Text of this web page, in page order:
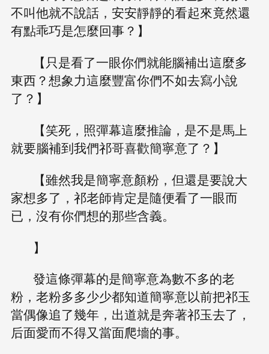
不叫他就不說話，安安靜靜的看起來竟然還
有點乖巧是怎麼回事？】
【只是看了一眼你們就能腦補出這麼多
東西？想象力這麼豐富你們不如去寫小說
了？】
【笑死，照彈幕這麼推論，是不是馬上
就要腦補到我們祁哥喜歡簡寧意了？】
【雖然我是簡寧意顏粉，但還是要說大
家想多了，祁老師肯定是隨便看了一眼而
已，沒有你們想的那些含義。
】
發這條彈幕的是簡寧意為數不多的老
粉，老粉多多少少都知道簡寧意以前把祁玉
當偶像追了幾年，出道就是奔著祁玉去了，
后面愛而不得又當面爬墻的事。